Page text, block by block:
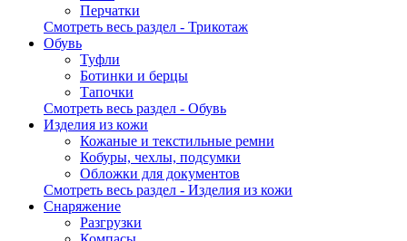
Перчатки
Смотреть весь раздел - Трикотаж
Обувь
Туфли
Ботинки и берцы
Тапочки
Смотреть весь раздел - Обувь
Изделия из кожи
Кожаные и текстильные ремни
Кобуры, чехлы, подсумки
Обложки для документов
Смотреть весь раздел - Изделия из кожи
Снаряжение
Разгрузки